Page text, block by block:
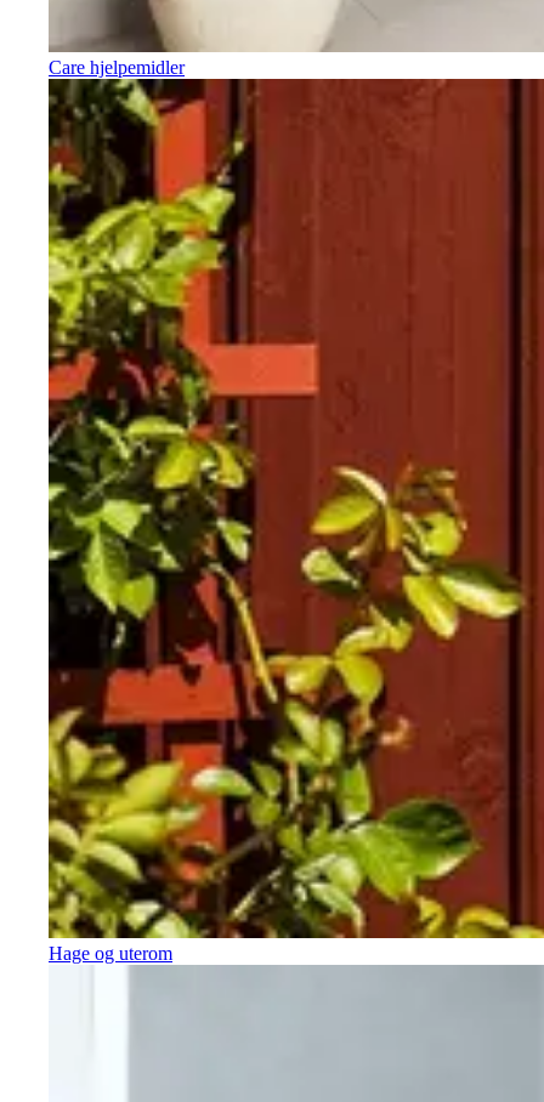
Care hjelpemidler
Hage og uterom